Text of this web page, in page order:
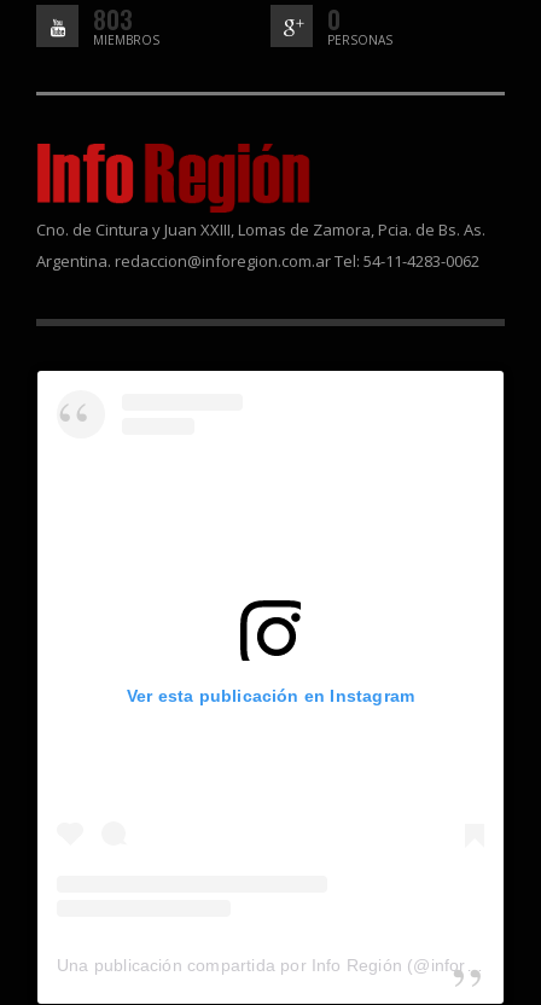
803
MIEMBROS
0
PERSONAS
Cno. de Cintura y Juan XXIII, Lomas de Zamora, Pcia. de Bs. As.
Argentina. redaccion@inforegion.com.ar Tel: 54-11-4283-0062
Ver esta publicación en Instagram